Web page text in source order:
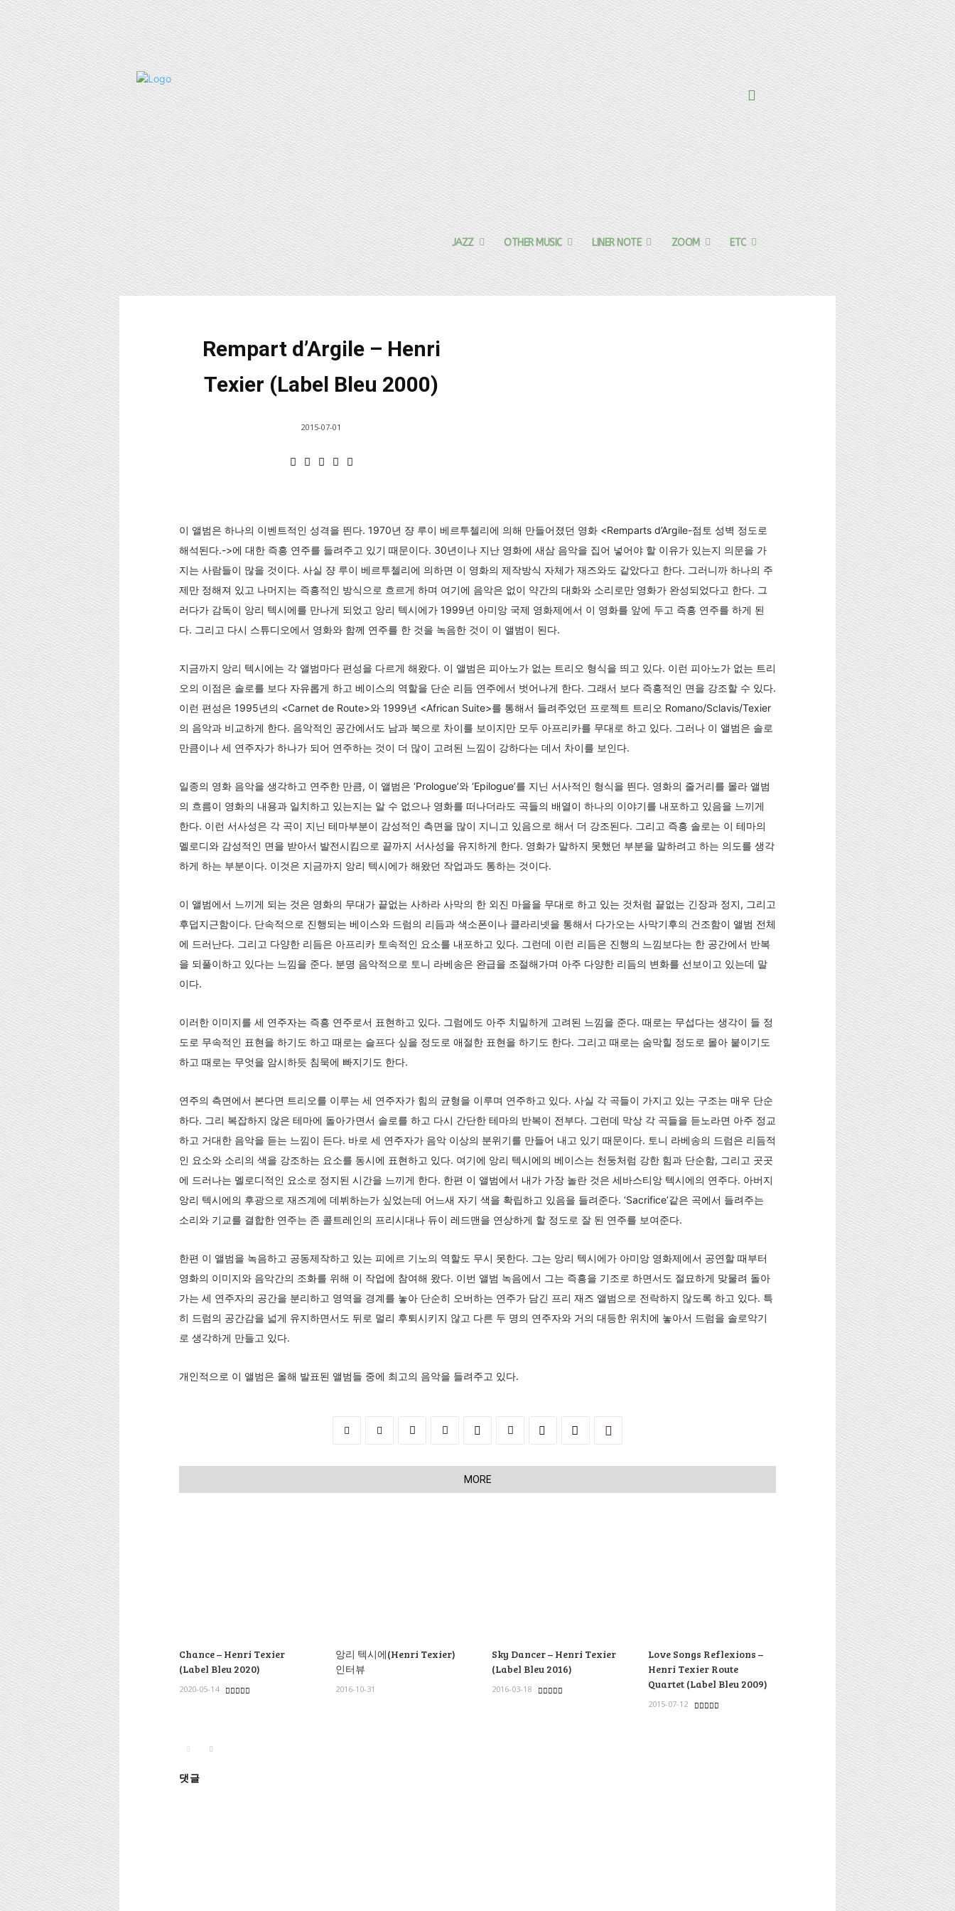
JAZZ OTHER MUSIC LINER NOTE ZOOM ETC
Rempart d’Argile – Henri
Texier (Label Bleu 2000)
2015-07-01
이 앨범은 하나의 이벤트적인 성격을 띈다. 1970년 쟝 루이 베르투첼리에 의해 만들어졌던 영화 <Remparts d’Argile-점토 성벽 정도로
해석된다.->에 대한 즉흥 연주를 들려주고 있기 때문이다. 30년이나 지난 영화에 새삼 음악을 집어 넣어야 할 이유가 있는지 의문을 가
지는 사람들이 많을 것이다. 사실 쟝 루이 베르투첼리에 의하면 이 영화의 제작방식 자체가 재즈와도 같았다고 한다. 그러니까 하나의 주
제만 정해져 있고 나머지는 즉흥적인 방식으로 흐르게 하며 여기에 음악은 없이 약간의 대화와 소리로만 영화가 완성되었다고 한다. 그
러다가 감독이 앙리 텍시에를 만나게 되었고 앙리 텍시에가 1999년 아미앙 국제 영화제에서 이 영화를 앞에 두고 즉흥 연주를 하게 된
다. 그리고 다시 스튜디오에서 영화와 함께 연주를 한 것을 녹음한 것이 이 앨범이 된다.
지금까지 앙리 텍시에는 각 앨범마다 편성을 다르게 해왔다. 이 앨범은 피아노가 없는 트리오 형식을 띄고 있다. 이런 피아노가 없는 트리
오의 이점은 솔로를 보다 자유롭게 하고 베이스의 역할을 단순 리듬 연주에서 벗어나게 한다. 그래서 보다 즉흥적인 면을 강조할 수 있다.
이런 편성은 1995년의 <Carnet de Route>와 1999년 <African Suite>를 통해서 들려주었던 프로젝트 트리오 Romano/Sclavis/Texier
의 음악과 비교하게 한다. 음악적인 공간에서도 남과 북으로 차이를 보이지만 모두 아프리카를 무대로 하고 있다. 그러나 이 앨범은 솔로
만큼이나 세 연주자가 하나가 되어 연주하는 것이 더 많이 고려된 느낌이 강하다는 데서 차이를 보인다.
일종의 영화 음악을 생각하고 연주한 만큼, 이 앨범은 ‘Prologue’와 ‘Epilogue’를 지닌 서사적인 형식을 띈다. 영화의 줄거리를 몰라 앨범
의 흐름이 영화의 내용과 일치하고 있는지는 알 수 없으나 영화를 떠나더라도 곡들의 배열이 하나의 이야기를 내포하고 있음을 느끼게
한다. 이런 서사성은 각 곡이 지닌 테마부분이 감성적인 측면을 많이 지니고 있음으로 해서 더 강조된다. 그리고 즉흥 솔로는 이 테마의
멜로디와 감성적인 면을 받아서 발전시킴으로 끝까지 서사성을 유지하게 한다. 영화가 말하지 못했던 부분을 말하려고 하는 의도를 생각
하게 하는 부분이다. 이것은 지금까지 앙리 텍시에가 해왔던 작업과도 통하는 것이다.
이 앨범에서 느끼게 되는 것은 영화의 무대가 끝없는 사하라 사막의 한 외진 마을을 무대로 하고 있는 것처럼 끝없는 긴장과 정지, 그리고
후덥지근함이다. 단속적으로 진행되는 베이스와 드럼의 리듬과 색소폰이나 클라리넷을 통해서 다가오는 사막기후의 건조함이 앨범 전체
에 드러난다. 그리고 다양한 리듬은 아프리카 토속적인 요소를 내포하고 있다. 그런데 이런 리듬은 진행의 느낌보다는 한 공간에서 반복
을 되풀이하고 있다는 느낌을 준다. 분명 음악적으로 토니 라베송은 완급을 조절해가며 아주 다양한 리듬의 변화를 선보이고 있는데 말
이다.
이러한 이미지를 세 연주자는 즉흥 연주로서 표현하고 있다. 그럼에도 아주 치밀하게 고려된 느낌을 준다. 때로는 무섭다는 생각이 들 정
도로 무속적인 표현을 하기도 하고 때로는 슬프다 싶을 정도로 애절한 표현을 하기도 한다. 그리고 때로는 숨막힐 정도로 몰아 붙이기도
하고 때로는 무엇을 암시하듯 침묵에 빠지기도 한다.
연주의 측면에서 본다면 트리오를 이루는 세 연주자가 힘의 균형을 이루며 연주하고 있다. 사실 각 곡들이 가지고 있는 구조는 매우 단순
하다. 그리 복잡하지 않은 테마에 돌아가면서 솔로를 하고 다시 간단한 테마의 반복이 전부다. 그런데 막상 각 곡들을 듣노라면 아주 정교
하고 거대한 음악을 듣는 느낌이 든다. 바로 세 연주자가 음악 이상의 분위기를 만들어 내고 있기 때문이다. 토니 라베송의 드럼은 리듬적
인 요소와 소리의 색을 강조하는 요소를 동시에 표현하고 있다. 여기에 앙리 텍시에의 베이스는 천둥처럼 강한 힘과 단순함, 그리고 곳곳
에 드러나는 멜로디적인 요소로 정지된 시간을 느끼게 한다. 한편 이 앨범에서 내가 가장 놀란 것은 세바스티앙 텍시에의 연주다. 아버지
앙리 텍시에의 후광으로 재즈계에 데뷔하는가 싶었는데 어느새 자기 색을 확립하고 있음을 들려준다. ‘Sacrifice’같은 곡에서 들려주는
소리와 기교를 결합한 연주는 존 콜트레인의 프리시대나 듀이 레드맨을 연상하게 할 정도로 잘 된 연주를 보여준다.
한편 이 앨범을 녹음하고 공동제작하고 있는 피에르 기노의 역할도 무시 못한다. 그는 앙리 텍시에가 아미앙 영화제에서 공연할 때부터
영화의 이미지와 음악간의 조화를 위해 이 작업에 참여해 왔다. 이번 앨범 녹음에서 그는 즉흥을 기조로 하면서도 절묘하게 맞물려 돌아
가는 세 연주자의 공간을 분리하고 영역을 경계를 놓아 단순히 오버하는 연주가 담긴 프리 재즈 앨범으로 전락하지 않도록 하고 있다. 특
히 드럼의 공간감을 넓게 유지하면서도 뒤로 멀리 후퇴시키지 않고 다른 두 명의 연주자와 거의 대등한 위치에 놓아서 드럼을 솔로악기
로 생각하게 만들고 있다.
개인적으로 이 앨범은 올해 발표된 앨범들 중에 최고의 음악을 들려주고 있다.
MORE
Chance – Henri Texier
(Label Bleu 2020)
2020-05-14
앙리 텍시에(Henri Texier)
인터뷰
2016-10-31
Sky Dancer – Henri Texier
(Label Bleu 2016)
2016-03-18
Love Songs Reflexions –
Henri Texier Route
Quartet (Label Bleu 2009)
2015-07-12
댓글